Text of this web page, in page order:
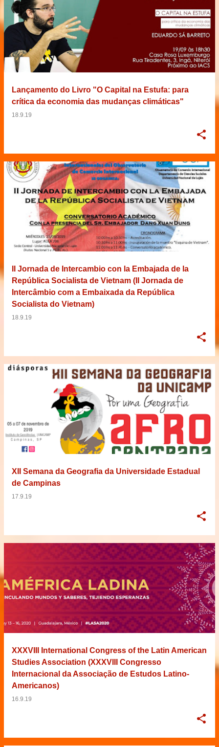
Lançamento do Livro "O Capital na Estufa: para
crítica da economia das mudanças climáticas"
18.9.19
II Jornada de Intercambio con la Embajada de la
República Socialista de Vietnam (II Jornada de
Intercâmbio com a Embaixada da República
Socialista do Vietnam)
18.9.19
XII Semana da Geografia da Universidade Estadual
de Campinas
17.9.19
XXXVIII International Congress of the Latin American
Studies Association (XXXVIII Congresso
Internacional da Associação de Estudos Latino-
Americanos)
16.9.19